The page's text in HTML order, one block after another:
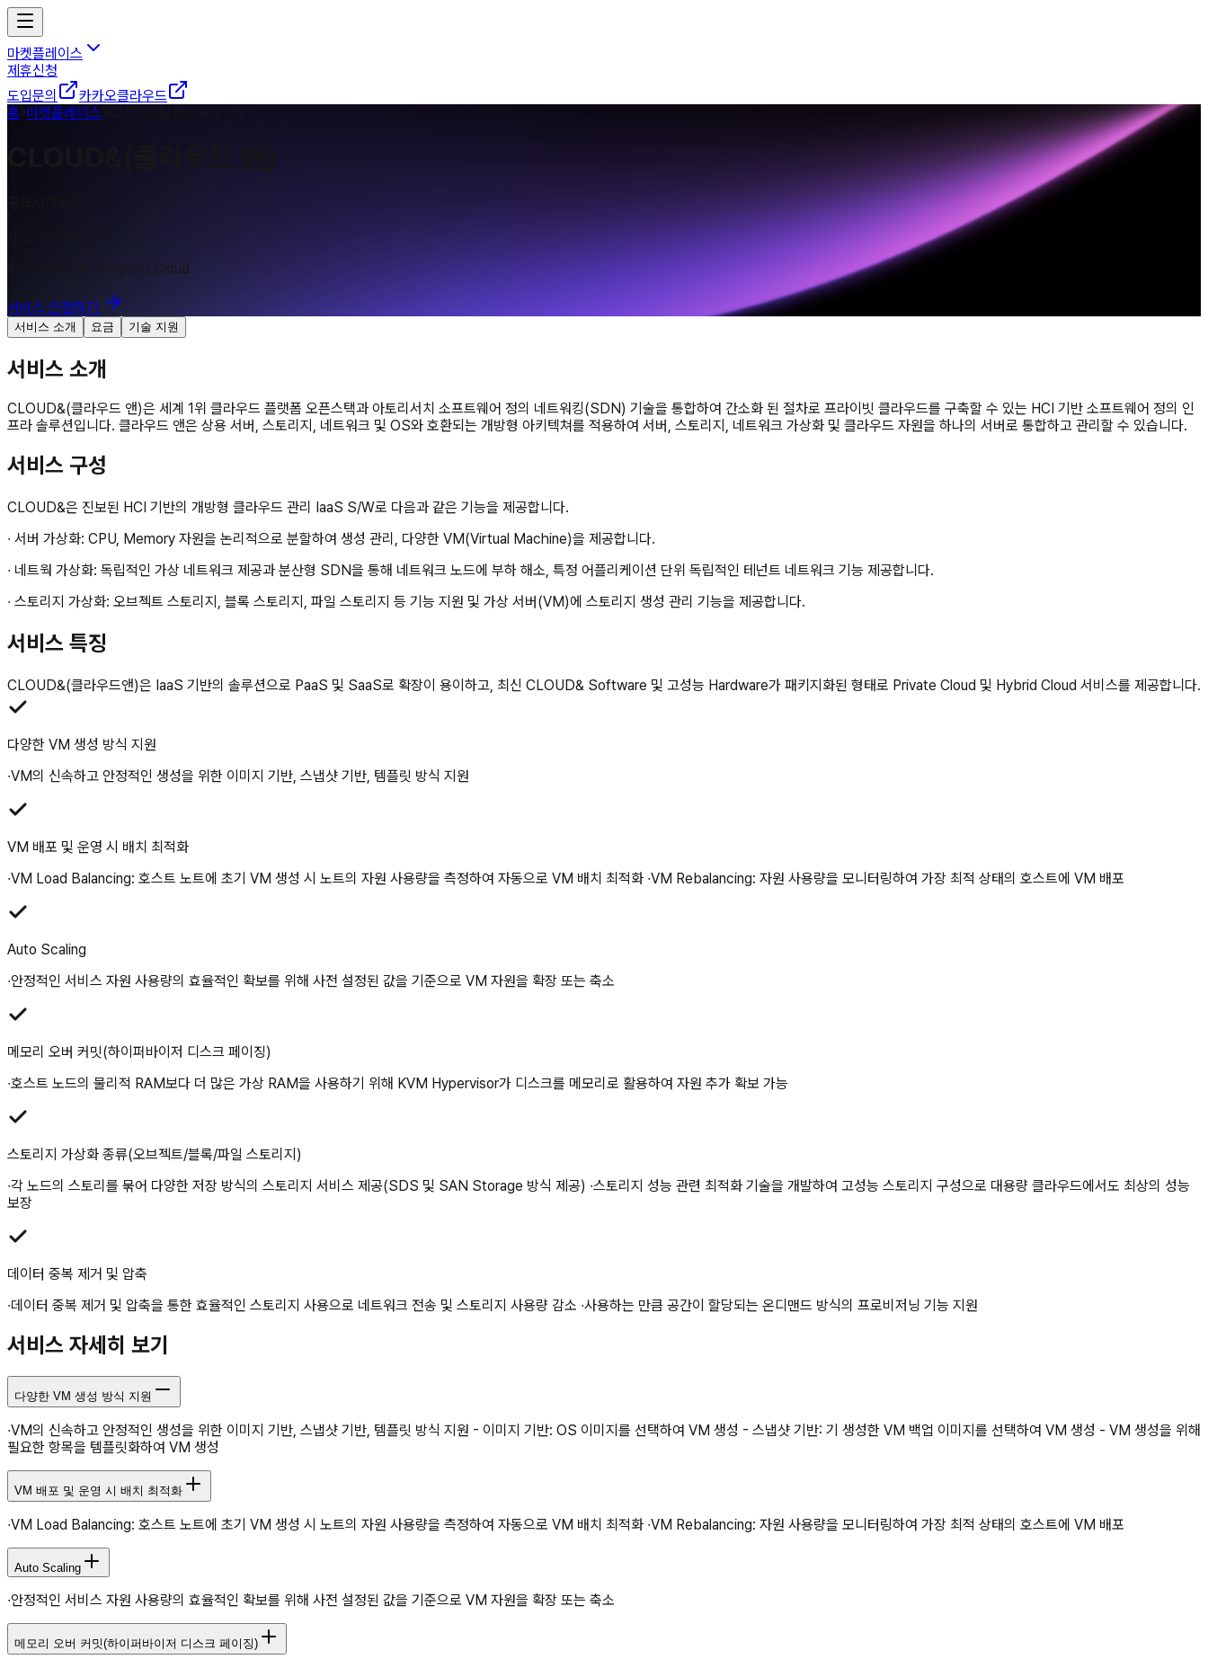
마켓플레이스
제휴신청
도입문의
카카오클라우드
홈 마켓플레이스
CLOUD&(클라우드 앤)
Infrastructure > Hybrid Cloud
서비스 신청하기
서비스 소개 요금 기술 지원
서비스 소개
CLOUD&(클라우드 앤)은 세계 1위 클라우드 플랫폼 오픈스택과 아토리서치 소프트웨어 정의 네트워킹(SDN) 기술을 통합하여 간소화 된 절차로 프라이빗 클라우드를 구축할 수 있는 HCI 기반 소프트웨어 정의 인
프라 솔루션입니다. 클라우드 앤은 상용 서버, 스토리지, 네트워크 및 OS와 호환되는 개방형 아키텍쳐를 적용하여 서버, 스토리지, 네트워크 가상화 및 클라우드 자원을 하나의 서버로 통합하고 관리할 수 있습니다.
서비스 구성
CLOUD&은 진보된 HCI 기반의 개방형 클라우드 관리 IaaS S/W로 다음과 같은 기능을 제공합니다.
∙ 서버 가상화: CPU, Memory 자원을 논리적으로 분할하여 생성 관리, 다양한 VM(Virtual Machine)을 제공합니다.
∙ 네트웍 가상화: 독립적인 가상 네트워크 제공과 분산형 SDN을 통해 네트워크 노드에 부하 해소, 특정 어플리케이션 단위 독립적인 테넌트 네트워크 기능 제공합니다.
∙ 스토리지 가상화: 오브젝트 스토리지, 블록 스토리지, 파일 스토리지 등 기능 지원 및 가상 서버(VM)에 스토리지 생성 관리 기능을 제공합니다.
서비스 특징
CLOUD&(클라우드앤)은 IaaS 기반의 솔루션으로 PaaS 및 SaaS로 확장이 용이하고, 최신 CLOUD& Software 및 고성능 Hardware가 패키지화된 형태로 Private Cloud 및 Hybrid Cloud 서비스를 제공합니다.
다양한 VM 생성 방식 지원
∙VM의 신속하고 안정적인 생성을 위한 이미지 기반, 스냅샷 기반, 템플릿 방식 지원
VM 배포 및 운영 시 배치 최적화
∙VM Load Balancing: 호스트 노트에 초기 VM 생성 시 노트의 자원 사용량을 측정하여 자동으로 VM 배치 최적화 ∙VM Rebalancing: 자원 사용량을 모니터링하여 가장 최적 상태의 호스트에 VM 배포
Auto Scaling
∙안정적인 서비스 자원 사용량의 효율적인 확보를 위해 사전 설정된 값을 기준으로 VM 자원을 확장 또는 축소
메모리 오버 커밋(하이퍼바이저 디스크 페이징)
∙호스트 노드의 물리적 RAM보다 더 많은 가상 RAM을 사용하기 위해 KVM Hypervisor가 디스크를 메모리로 활용하여 자원 추가 확보 가능
스토리지 가상화 종류(오브젝트/블록/파일 스토리지)
∙각 노드의 스토리를 묶어 다양한 저장 방식의 스토리지 서비스 제공(SDS 및 SAN Storage 방식 제공) ∙스토리지 성능 관련 최적화 기술을 개발하여 고성능 스토리지 구성으로 대용량 클라우드에서도 최상의 성능
보장
데이터 중복 제거 및 압축
∙데이터 중복 제거 및 압축을 통한 효율적인 스토리지 사용으로 네트워크 전송 및 스토리지 사용량 감소 ∙사용하는 만큼 공간이 할당되는 온디맨드 방식의 프로비저닝 기능 지원
서비스 자세히 보기
다양한 VM 생성 방식 지원
∙VM의 신속하고 안정적인 생성을 위한 이미지 기반, 스냅샷 기반, 템플릿 방식 지원 - 이미지 기반: OS 이미지를 선택하여 VM 생성 - 스냅샷 기반: 기 생성한 VM 백업 이미지를 선택하여 VM 생성 - VM 생성을 위해
필요한 항목을 템플릿화하여 VM 생성
VM 배포 및 운영 시 배치 최적화
∙VM Load Balancing: 호스트 노트에 초기 VM 생성 시 노트의 자원 사용량을 측정하여 자동으로 VM 배치 최적화 ∙VM Rebalancing: 자원 사용량을 모니터링하여 가장 최적 상태의 호스트에 VM 배포
Auto Scaling
∙안정적인 서비스 자원 사용량의 효율적인 확보를 위해 사전 설정된 값을 기준으로 VM 자원을 확장 또는 축소
메모리 오버 커밋(하이퍼바이저 디스크 페이징)